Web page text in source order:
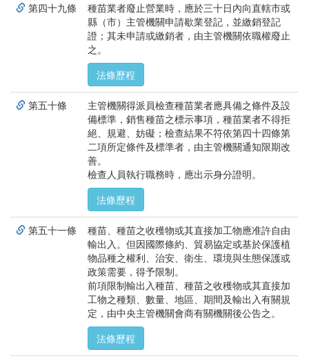
第四十九條
種苗業者廢止營業時，應於三十日內向直轄市或
縣（市）主管機關申請歇業登記，並繳銷登記
證；其未申請或繳銷者，由主管機關依職權廢止
之。
法條歷程
第五十條
主管機關得派員檢查種苗業者應具備之條件及設
備標準，銷售種苗之標示事項，種苗業者不得拒
絕、規避、妨礙；檢查結果不符依第四十四條第
二項所定條件及標準者，由主管機關通知限期改
善。
檢查人員執行職務時，應出示身分證明。
法條歷程
第五十一條
種苗、種苗之收穫物或其直接加工物應准許自由
輸出入。但因國際條約、貿易協定或基於保護植
物品種之權利、治安、衛生、環境與生態保護或
政策需要，得予限制。
前項限制輸出入種苗、種苗之收穫物或其直接加
工物之種類、數量、地區、期間及輸出入有關規
定，由中央主管機關會商有關機關後公告之。
法條歷程